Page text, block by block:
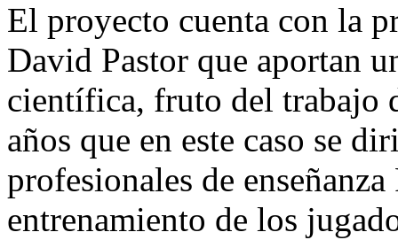
El proyecto cuenta con la
David Pastor que aportan
científica, fruto del trabajo
años que en este caso se
profesionales de
entrenamiento de los